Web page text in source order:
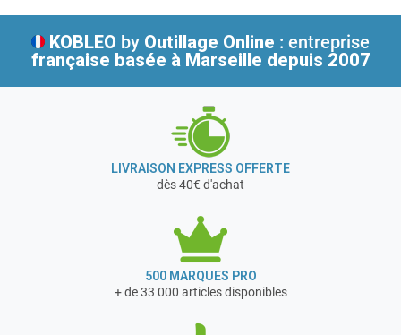
KOBLEO by Outillage Online : entreprise
française basée à Marseille depuis 2007
LIVRAISON EXPRESS OFFERTE
dès 40€ d'achat
500 MARQUES PRO
+ de 33 000 articles disponibles